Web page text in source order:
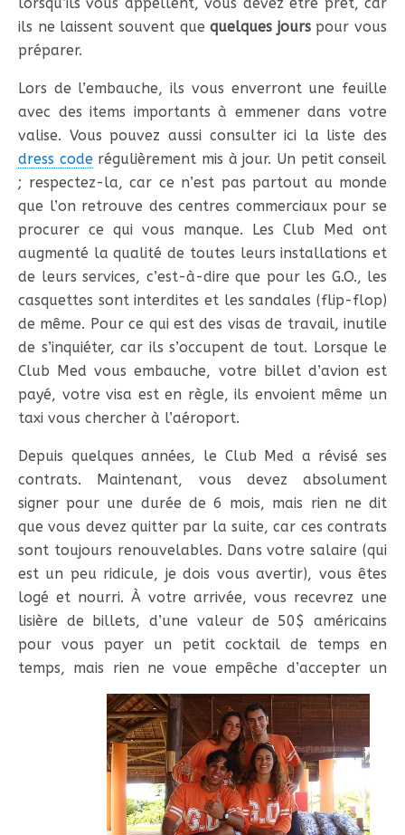
ils ne laissent souvent quequelques jourspour vous
préparer.
Lors de l’embauche, ils vous enverront une feuille
avec des items importants à emmener dans votre
valise. Vous pouvez aussi consulter ici la liste des
dress coderégulièrement mis à jour. Un petit conseil
; respectez-la, car ce n’est pas partout au monde
que l’on retrouve des centres commerciaux pour se
procurer ce qui vous manque. Les Club Med ont
augmenté la qualité de toutes leurs installations et
de leurs services, c’est-à-dire que pour les G.O., les
casquettes sont interdites et les sandales (flip-flop)
de même. Pour ce qui est des visas de travail, inutile
de s’inquiéter, car ils s’occupent de tout. Lorsque le
Club Med vous embauche, votre billet d’avion est
payé, votre visa est en règle, ils envoient même un
taxi vous chercher à l’aéroport.
Depuis quelques années, le Club Med a révisé ses
contrats. Maintenant, vous devez absolument
signer pour une durée de 6 mois, mais rien ne dit
que vous devez quitter par la suite, car ces contrats
sont toujours renouvelables. Dans votre salaire (qui
est un peu ridicule, je dois vous avertir), vous êtes
logé et nourri. À votre arrivée, vous recevrez une
lisière de billets, d’une valeur de 50$ américains
pour vous payer un petit cocktail de temps en
temps, mais rien ne voue empêche d’accepter un